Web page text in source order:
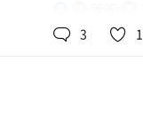
うん、仕上がっ
ってくれるら
アウフグース
のんびりMBS
ど、エアコン
アコン吹き出
まずはチェッ
サウナ室はさ
のでルーチン
もちろん向か
まあ、空いて
3